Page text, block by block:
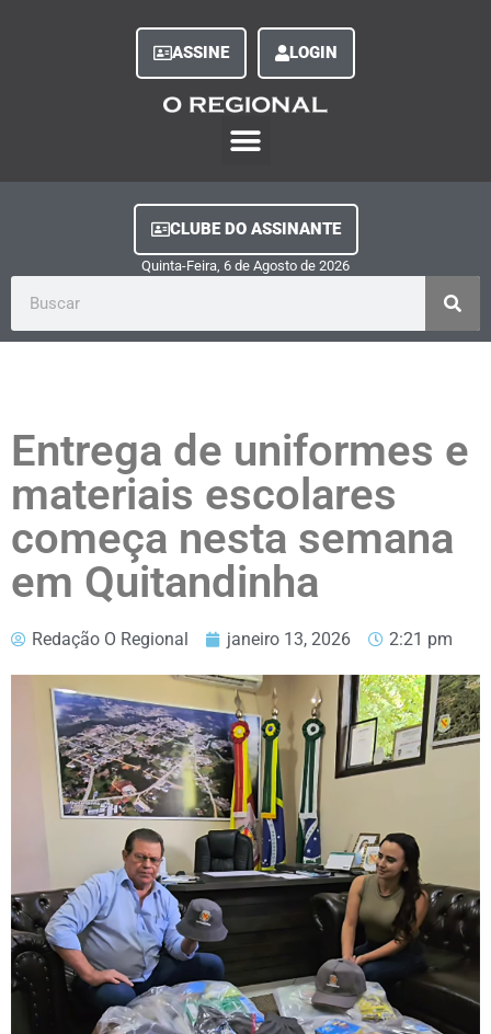
ASSINE LOGIN
CLUBE DO ASSINANTE
Quinta-Feira, 6 de Agosto de 2026
Entrega de uniformes e
materiais escolares
começa nesta semana
em Quitandinha
Redação O Regional janeiro 13, 2026 2:21 pm